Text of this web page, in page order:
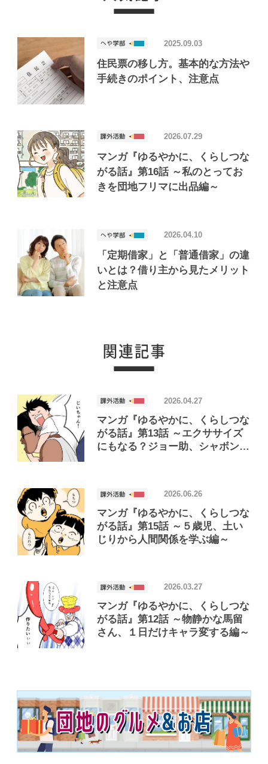
住民票の移し方。基本的な方法や
手続きのポイント、注意点
2025.09.03
マンガ『ゆるやかに、くらしつな
がる話』第16話 ～私のとってお
きを団地フリマに出品編～
2026.07.29
「定期借家」と「普通借家」の違
いとは？借り主から見たメリット
と注意点
2026.04.10
マンガ『ゆるやかに、くらしつな
がる話』第13話 ～エクササイズ
にもなる？ジョー助、シャボン玉
2026.04.27
マンガ『ゆるやかに、くらしつな
がる話』第15話 ～５歳児、土い
じりから人間関係を学ぶ編～
2026.06.26
マンガ『ゆるやかに、くらしつな
がる話』第12話 ～物静かな馬留
さん、１日だけキャラ変する編～
2026.03.27